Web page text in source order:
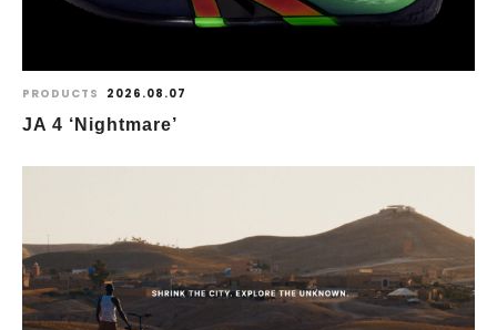
PRODUCTS 2026.08.07
JA 4 ‘Nightmare’